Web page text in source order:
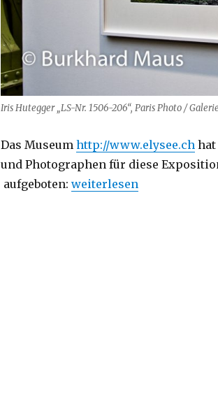
Iris Hutegger „LS-Nr. 1506-206“, Paris Photo /
Das Museum http://www.elysee.ch
und Photographen für diese
aufgeboten: „Musée de l’Élysée“
weiterlesen